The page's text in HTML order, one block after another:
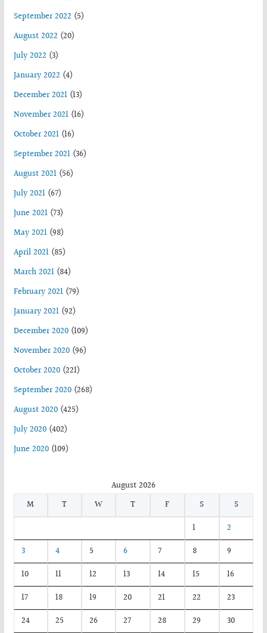
September 2022 (5)
August 2022 (20)
July 2022 (3)
January 2022 (4)
December 2021(13)
November 2021(16)
October 2021(16)
September 2021(36)
August 2021(56)
July 2021(67)
June 2021(73)
May 2021(98)
April 2021(85)
March 2021(84)
February 2021(79)
January 2021(92)
December 2020(109)
November 2020(96)
October 2020(221)
September 2020(268)
August 2020(425)
July 2020(402)
June 2020(109)
August 2026
M
T W T F S
S
1
2
3
4 5 6 7 8
9
10
11 12 13 14 15
16
17
18 19 20 21 22
23
24
25 26 27 28 29
30